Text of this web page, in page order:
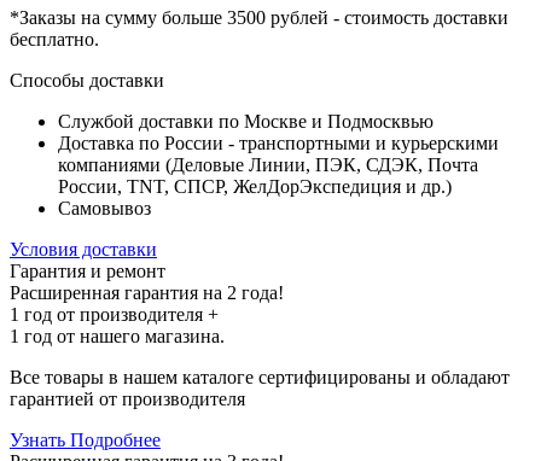
*Заказы на сумму больше 3500 рублей - стоимость доставки
бесплатно.
Способы доставки
Службой доставки по Москве и Подмосквью
Доставка по России - транспортными и курьерскими
компаниями (Деловые Линии, ПЭК, СДЭК, Почта
России, TNT, СПСР, ЖелДорЭкспедиция и др.)
Самовывоз
Условия доставки
Гарантия и ремонт
Расширенная гарантия на 2 года!
1 год от производителя +
1 год от нашего магазина.
Все товары в нашем каталоге сертифицированы и обладают
гарантией от производителя
Узнать Подробнее